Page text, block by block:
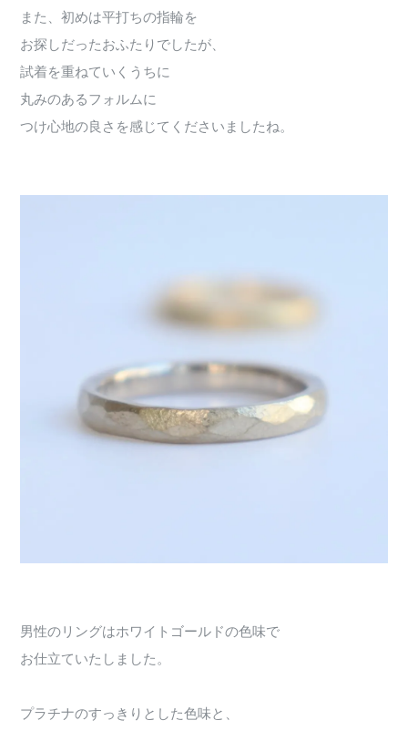
また、初めは平打ちの指輪を
お探しだったおふたりでしたが、
試着を重ねていくうちに
丸みのあるフォルムに
つけ心地の良さを感じてくださいましたね。
男性のリングはホワイトゴールドの色味で
お仕立ていたしました。
プラチナのすっきりとした色味と、